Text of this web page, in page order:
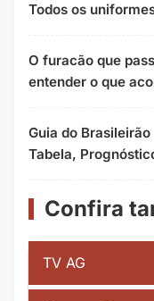
Todos os
O furacão que
entender o que
Guia do
Tabela,
Confira
TV AG